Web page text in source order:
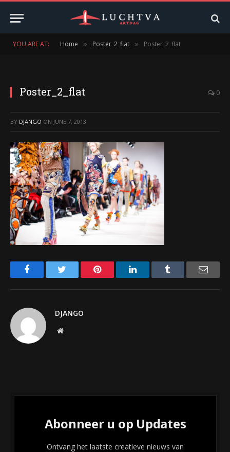
YOU ARE AT: Home » Poster_2_flat » Poster_2_flat
Poster_2_flat 0
BY DJANGO ON JUNE 7, 2013
Facebook Pinterest LinkedIn Email
DJANGO
Website
Abonneer u op Updates
Ontvang het laatste creatieve nieuws van